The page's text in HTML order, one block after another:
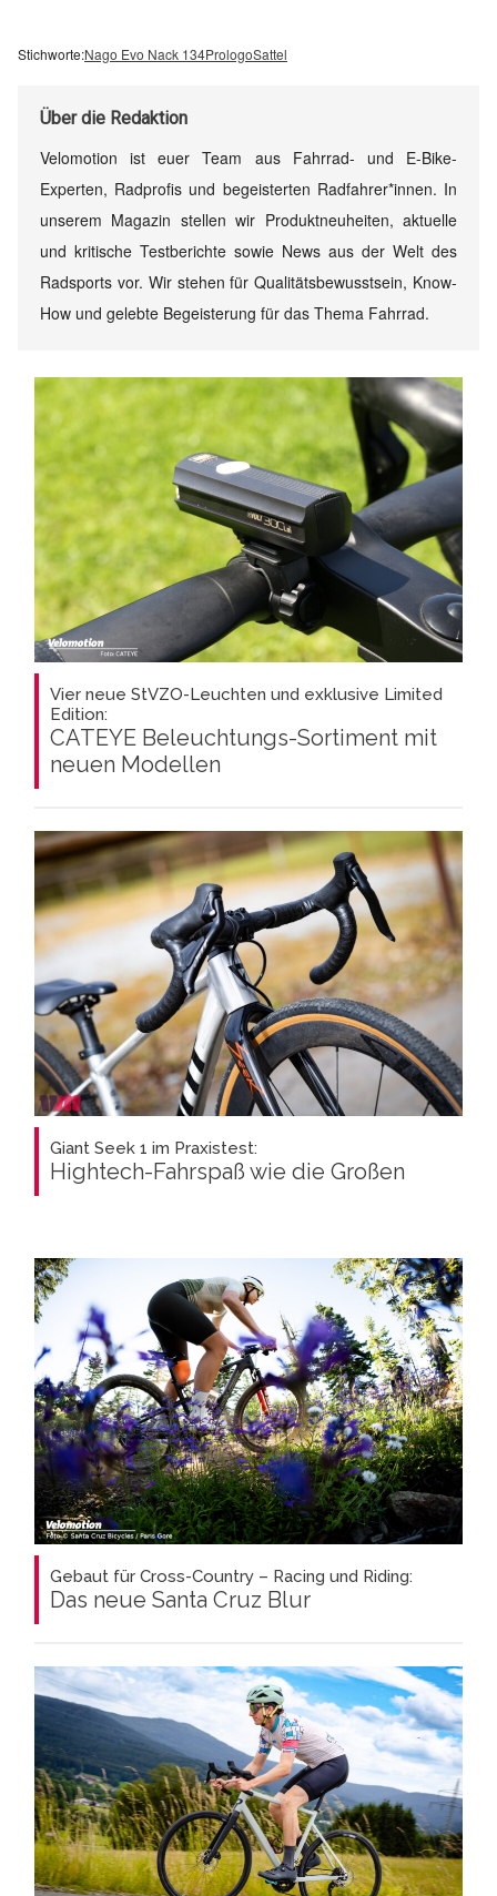
Stichworte:Nago Evo Nack 134PrologoSattel
Überdie Redaktion
Velomotion ist euer Team aus Fahrrad- und E-Bike-
Experten, Radprofis und begeisterten Radfahrer*innen. In
unserem Magazin stellen wir Produktneuheiten, aktuelle
und kritische Testberichte sowie News aus der Welt des
Radsports vor. Wir stehen für Qualitätsbewusstsein, Know-
How und gelebte Begeisterung für das Thema Fahrrad.
Vier neue StVZO-Leuchten und exklusive Limited
Edition:
CATEYE Beleuchtungs-Sortiment mit
neuen Modellen
Giant Seek 1 im Praxistest:
Hightech-Fahrspaß wie die Großen
Gebaut für Cross-Country – Racing und Riding:
Das neue Santa Cruz Blur